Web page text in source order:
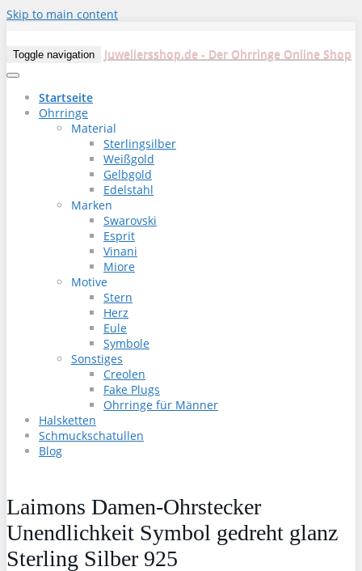
Skip to main content
Toggle navigation Juweliersshop.de - Der Ohrringe Online Shop
Startseite
Ohrringe
Material
Sterlingsilber
Weißgold
Gelbgold
Edelstahl
Marken
Swarovski
Esprit
Vinani
Miore
Motive
Stern
Herz
Eule
Symbole
Sonstiges
Creolen
Fake Plugs
Ohrringe für Männer
Halsketten
Schmuckschatullen
Blog
Laimons Damen-Ohrstecker
Unendlichkeit Symbol gedreht glanz
Sterling Silber 925